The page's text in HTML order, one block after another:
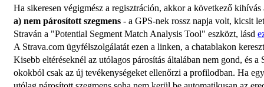
Ha sikeresen végigmész a regisztráción, akkor a következő
a) nem párosított szegmens - a GPS-nek rossz napja volt, kicsit
Straván a "Potential Segment Match Analysis Tool" eszközt, lásd
A Strava.com ügyfélszolgálatát ezen a linken, a chatablakon
Kisebb eltéréseknél az utólagos párosítás általában nem gond, és
okokból csak az új tevékenységeket ellenőrzi a profilodban. Ha